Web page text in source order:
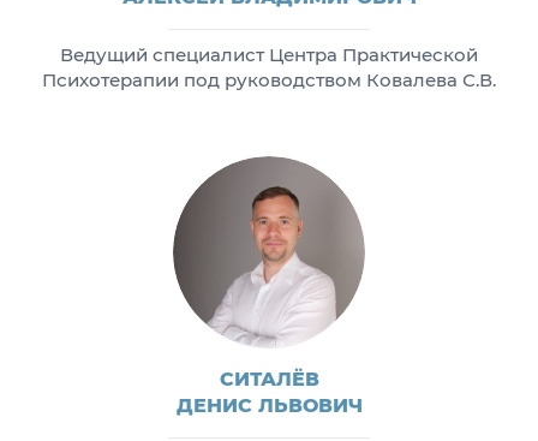
Ведущий специалист Центра Практической
Психотерапии под руководством Ковалева С.В.
СИТАЛЁВ
ДЕНИС ЛЬВОВИЧ